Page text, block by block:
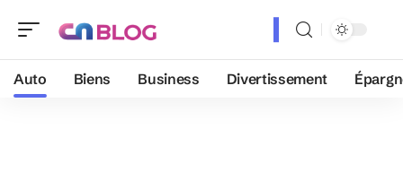
Auto Biens Business Divertissement